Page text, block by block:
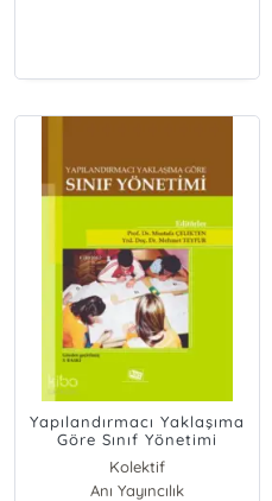
Yapılandırmacı Yaklaşıma
Göre Sınıf Yönetimi
Kolektif
Anı Yayıncılık